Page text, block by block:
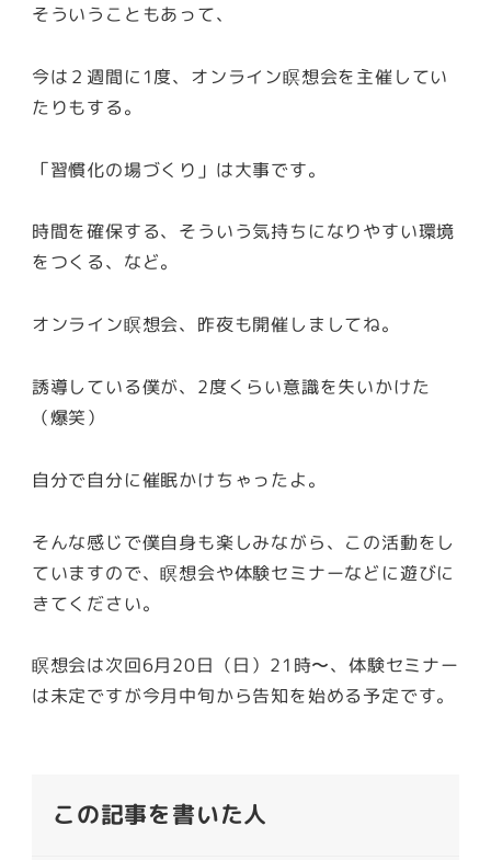
そういうこともあって、
今は２週間に1度、オンライン瞑想会を主催してい
たりもする。
「習慣化の場づくり」は大事です。
時間を確保する、そういう気持ちになりやすい環境
をつくる、など。
オンライン瞑想会、昨夜も開催しましてね。
誘導している僕が、2度くらい意識を失いかけた
（爆笑）
自分で自分に催眠かけちゃったよ。
そんな感じで僕自身も楽しみながら、この活動をし
ていますので、瞑想会や体験セミナーなどに遊びに
きてください。
瞑想会は次回6月20日（日）21時〜、体験セミナー
は未定ですが今月中旬から告知を始める予定です。
この記事を書いた人